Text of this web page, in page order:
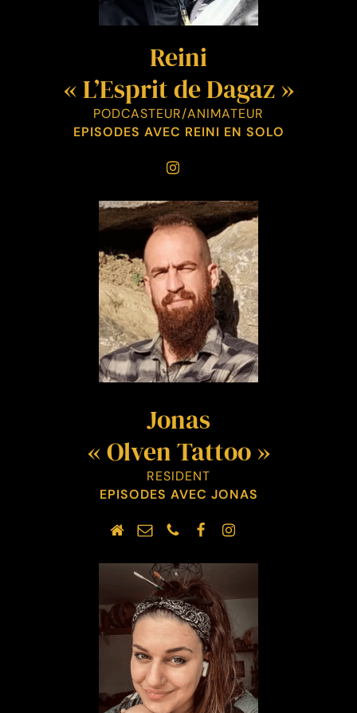
Reini
« L’Esprit de Dagaz »
PODCASTEUR/ANIMATEUR
EPISODES AVEC REINI EN SOLO
Jonas
« Olven Tattoo »
RESIDENT
EPISODES AVEC JONAS